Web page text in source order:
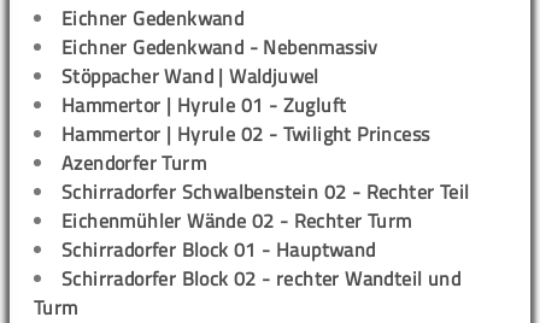
Eichner Gedenkwand
Eichner Gedenkwand - Nebenmassiv
Stöppacher Wand | Waldjuwel
Hammertor | Hyrule 01 - Zugluft
Hammertor | Hyrule 02 - Twilight Princess
Azendorfer Turm
Schirradorfer Schwalbenstein 02 - Rechter Teil
Eichenmühler Wände 02 - Rechter Turm
Schirradorfer Block 01 - Hauptwand
Schirradorfer Block 02 - rechter Wandteil und
Turm